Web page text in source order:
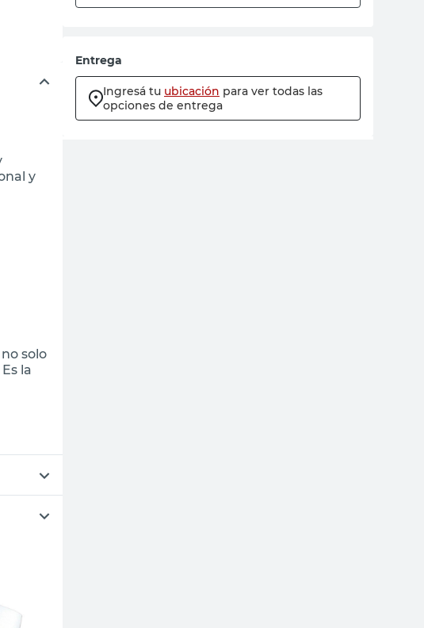
y
solo
la
Entrega
Ingresá tu ubicación para ver todas las
opciones de entrega